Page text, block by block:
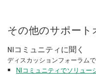
その他のサポート
NIコミュニティに聞く
ディスカッションフォーラム
NIコミュニティでソリュー